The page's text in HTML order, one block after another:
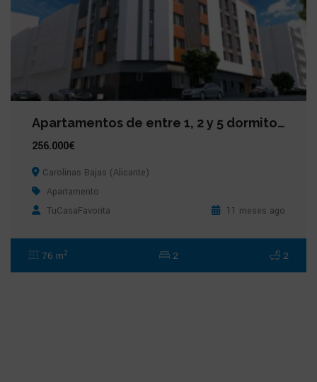
Apartamentos de entre 1, 2 y 5 dormitorios en Carolinas Bajas (Alicante)
256.000€
Carolinas Bajas (Alicante)
Apartamento
TuCasaFavorita
11 meses ago
76 m2 2 2